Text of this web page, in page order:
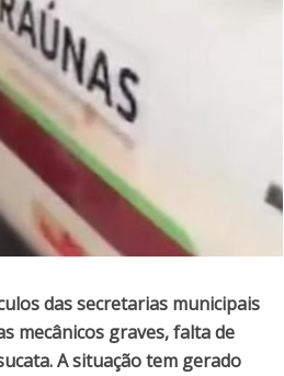
das secretarias municipais
mecânicos graves, falta de
A situação tem gerado